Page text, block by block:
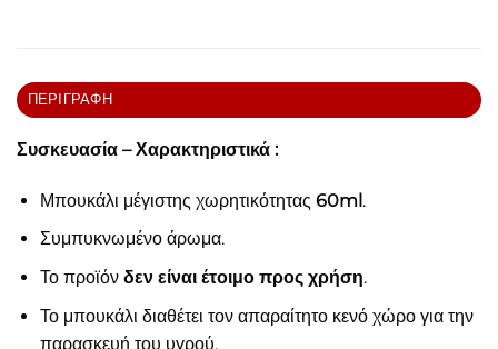
ΠΕΡΙΓΡΑΦΉ
Συσκευασία – Χαρακτηριστικά :
Μπουκάλι μέγιστης χωρητικότητας 60ml.
Συμπυκνωμένο άρωμα.
Το προϊόν δεν είναι έτοιμο προς χρήση.
Το μπουκάλι διαθέτει τον απαραίτητο κενό χώρο για την
παρασκευή του υγρού.